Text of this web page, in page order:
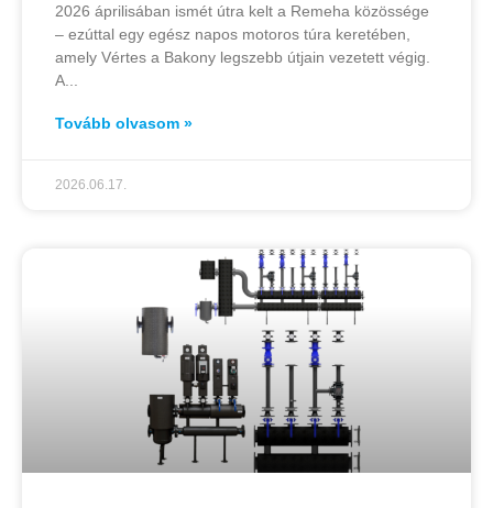
2026 áprilisában ismét útra kelt a Remeha közössége
– ezúttal egy egész napos motoros túra keretében,
amely Vértes a Bakony legszebb útjain vezetett végig.
A
Tovább olvasom »
2026.06.17.